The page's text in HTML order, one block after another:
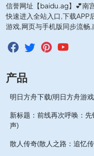
信誉网址【baidu.ag】💕南
快速进入全站入口,下载APP
游戏,网页与手机版同步流畅,
产品
明日方舟下载(明日方舟游
新标题：前线再次呼唤：
声)
散人传奇(散人之路：追忆